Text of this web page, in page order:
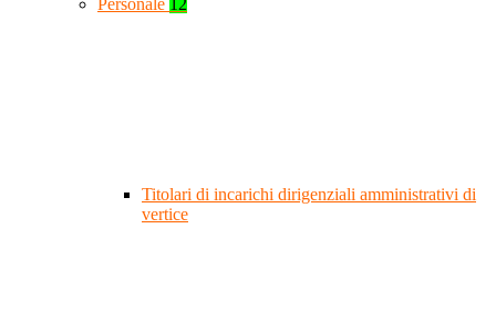
Personale 12
Titolari di incarichi dirigenziali amministrativi di
vertice